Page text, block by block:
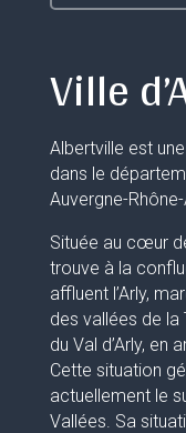
Ville
Albertville est
dans le
Auvergne-Rhône-
Située au cœur
trouve à la
affluent l’Arly,
des vallées de la
du Val d’Arly, en
Cette situation
actuellement le
Vallées. Sa